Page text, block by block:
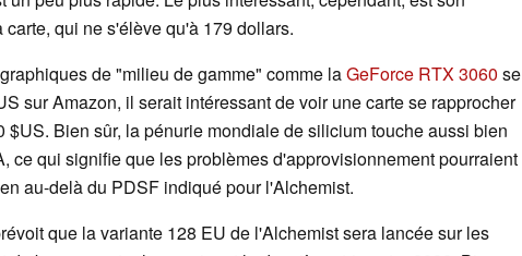
qui ne s'élève qu'à 179 dollars.
de "milieu de gamme" comme laGeForce RTX 3060 se
sur Amazon, il serait intéressant de voir une carte se rapprocher
$US. Bien sûr, la pénurie mondiale de silicium touche aussi bien
ce qui signifie que les problèmes d'approvisionnement pourraient
au-delà du PDSF indiqué pour l'Alchemist.
que la variante 128 EU de l'Alchemist sera lancée sur les